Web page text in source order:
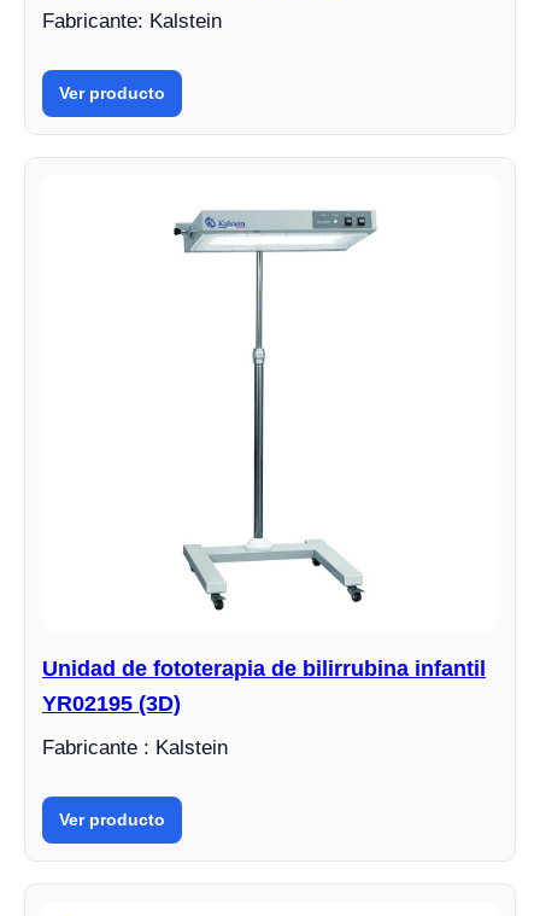
Fabricante: Kalstein
Ver producto
Unidad de fototerapia de bilirrubina infantil
YR02195 (3D)
Fabricante : Kalstein
Ver producto